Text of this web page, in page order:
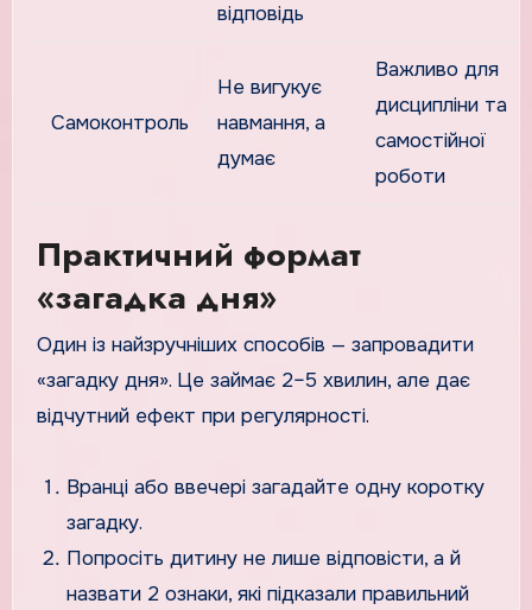
відповідь
Самоконтроль
Не вигукує
навмання, а
думає
Важливо для
дисципліни та
самостійної
роботи
Практичний формат
«загадка дня»
Один із найзручніших способів — запровадити
«загадку дня». Це займає 2–5 хвилин, але дає
відчутний ефект при регулярності.
Вранці або ввечері загадайте одну коротку
загадку.
Попросіть дитину не лише відповісти, а й
назвати 2 ознаки, які підказали правильний